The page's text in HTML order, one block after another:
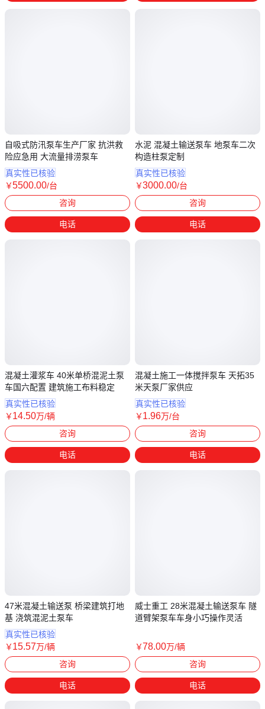
自吸式防汛泵车生产厂家 抗洪救
险应急用 大流量排涝泵车
真实性已核验
￥5500.00/台
咨询
电话
混凝土灌浆车 40米单桥混泥土泵
车国六配置 建筑施工布料稳定
真实性已核验
￥14.50万/辆
咨询
电话
47米混凝土输送泵 桥梁建筑打地
基 浇筑混泥土泵车
真实性已核验
￥15.57万/辆
咨询
电话
水泥 混凝土输送泵车 地泵车二次
构造柱泵定制
真实性已核验
￥3000.00/台
咨询
电话
混凝土施工一体搅拌泵车 天拓35
米天泵厂家供应
真实性已核验
￥1.96万/台
湖南岳阳
咨询
电话
威士重工 28米混凝土输送泵车 隧
道臂架泵车车身小巧操作灵活
￥78.00万/辆
咨询
电话